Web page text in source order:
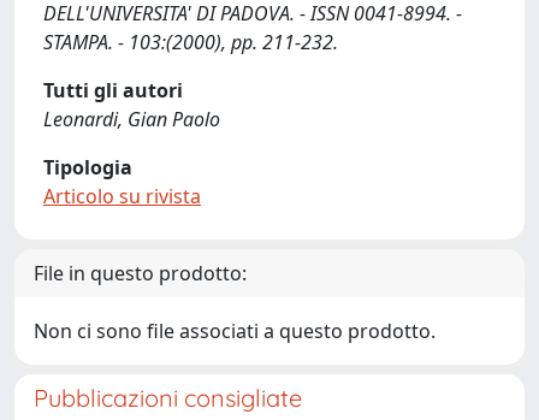
DELL'UNIVERSITA' DI PADOVA. - ISSN 0041-8994. -
STAMPA. - 103:(2000), pp. 211-232.
Tutti gli autori
Leonardi, Gian Paolo
Tipologia
Articolo su rivista
File in questo prodotto:
Non ci sono file associati a questo prodotto.
Pubblicazioni consigliate